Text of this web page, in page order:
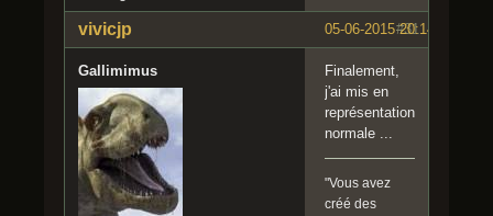
#31
05-06-2015 20:14:10
vivicjp
Gallimimus
Finalement,
j'ai mis en
représentation
normale ...
"Vous avez
créé des